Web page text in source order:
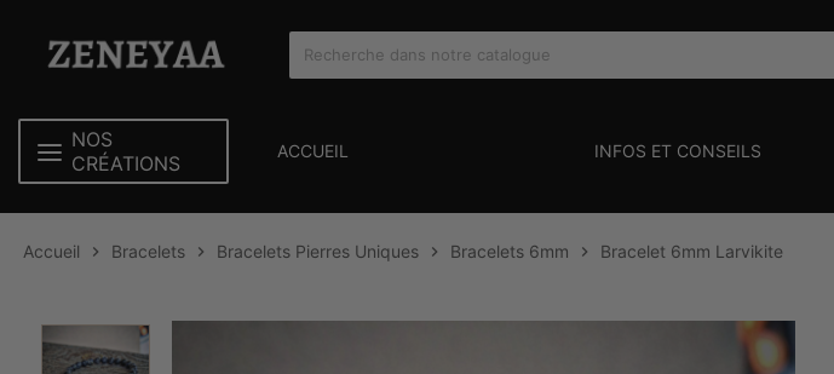
NOS
CRÉATIONS
ACCUEIL INFOS ET CONSEILS
Accueil  Bracelets  Bracelets Pierres Uniques  Bracelets 6mm  Bracelet 6mm Larvikite